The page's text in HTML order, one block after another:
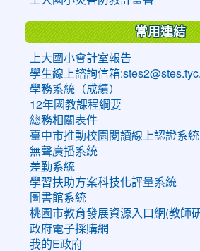
常用連結
上大國小會計室報告
學生線上諮詢信箱
學務系統（成績）
12年國教課程綱要
總務相關表件
臺中市推動校園閱讀線上認證系統
無聲廣播系統
差勤系統
學習扶助方案科技化評量系統
圖書館系統
桃園市教育發展資源入口網(教師
政府電子採購網
我的E政府